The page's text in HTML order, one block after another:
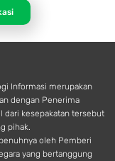
Informasi merupakan
dengan Penerima
dari kesepakatan tersebut
pihak.
oleh Pemberi
yang bertanggung